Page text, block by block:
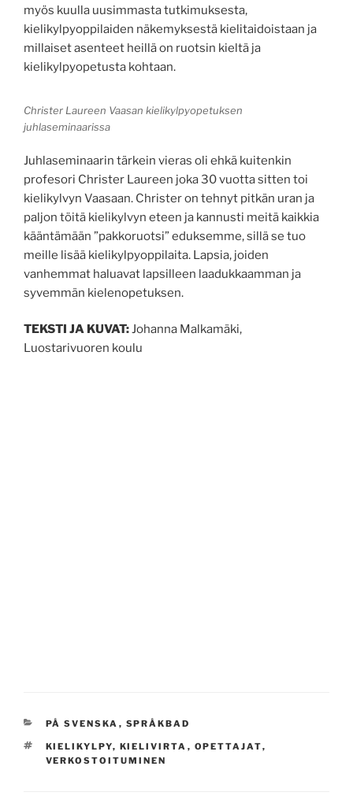
myös kuulla uusimmasta tutkimuksesta,
kielikylpyoppilaiden näkemyksestä kielitaidoistaan ja
millaiset asenteet heillä on ruotsin kieltä ja
kielikylpyopetusta kohtaan.
Christer Laureen Vaasan kielikylpyopetuksen
juhlaseminaarissa
Juhlaseminaarin tärkein vieras oli ehkä kuitenkin
profesori Christer Laureen joka 30 vuotta sitten toi
kielikylvyn Vaasaan. Christer on tehnyt pitkän uran ja
paljon töitä kielikylvyn eteen ja kannusti meitä kaikkia
kääntämään ”pakkoruotsi” eduksemme, sillä se tuo
meille lisää kielikylpyoppilaita. Lapsia, joiden
vanhemmat haluavat lapsilleen laadukkaamman ja
syvemmän kielenopetuksen.
TEKSTI JA KUVAT:Johanna Malkamäki,
Luostarivuoren koulu
KATEGORIAT
PÅ SVENSKA , SPRÅKBAD
AVAINSANAT
KIELIKYLPY, KIELIVIRTA , OPETTAJAT,
VERKOSTOITUMINEN